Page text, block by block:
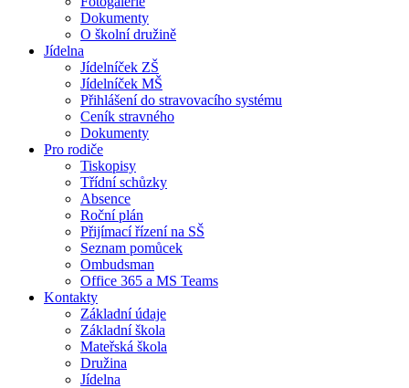
Dokumenty
O školní družině
Jídelna
Jídelníček ZŠ
Jídelníček MŠ
Přihlášení do stravovacího systému
Ceník stravného
Dokumenty
Pro rodiče
Tiskopisy
Třídní schůzky
Absence
Roční plán
Přijímací řízení na SŠ
Seznam pomůcek
Ombudsman
Office 365 a MS Teams
Kontakty
Základní údaje
Základní škola
Mateřská škola
Družina
Jídelna